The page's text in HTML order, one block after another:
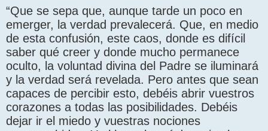
“Que se sepa que, aunque tarde un poco en
emerger, la verdad prevalecerá. Que, en medio
de esta confusión, este caos, donde es difícil
saber qué creer y donde mucho permanece
oculto, la voluntad divina del Padre se iluminará
y la verdad será revelada. Pero antes que sean
capaces de percibir esto, debéis abrir vuestros
corazones a todas las posibilidades. Debéis
dejar ir el miedo y vuestras nociones